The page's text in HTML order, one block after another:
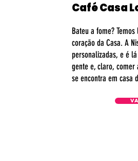
Café Casa
Bateu a fome?
coração da Casa. A
personalizadas, e é
gente e, claro, comer
se encontra em casa